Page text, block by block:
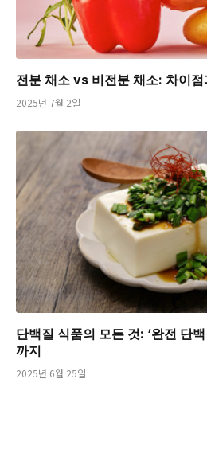
전분 채소 vs 비전분 채소: 차이
2025년 7월 2일
단백질 식품의 모든 것: ‘완전 단
까지
2025년 6월 25일